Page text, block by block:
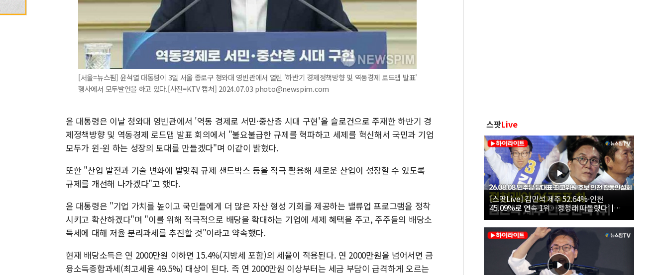
[서울=뉴스핌] 윤석열 대통령이 3일 서울 종로구 청와대 영빈관에서 열린 '하반기 경제정책방향 및 역동경제 로드맵 발표'
행사에서 모두발언을 하고 있다.[사진=KTV 캡처] 2024.07.03 photo@newspim.com
윤 대통령은 이날 청와대 영빈관에서 '역동 경제로 서민·중산층 시대 구현'을 슬로건으로 주재한 하반기 경
제정책방향 및 역동경제 로드맵 발표 회의에서 "불요불급한 규제를 혁파하고 세제를 혁신해서 국민과 기업
모두가 윈-윈 하는 성장의 토대를 만들겠다"며 이같이 밝혔다.
또한 "산업 발전과 기술 변화에 발맞춰 규제 샌드박스 등을 적극 활용해 새로운 산업이 성장할 수 있도록
규제를 개선해 나가겠다"고 했다.
윤 대통령은 "기업 가치를 높이고 국민들에게 더 많은 자산 형성 기회를 제공하는 밸류업 프로그램을 정착
시키고 확산하겠다"며 "이를 위해 적극적으로 배당을 확대하는 기업에 세제 혜택을 주고, 주주들의 배당소
득세에 대해 저율 분리과세를 추진할 것"이라고 약속했다.
현재 배당소득은 연 2000만원 이하면 15.4%(지방세 포함)의 세율이 적용된다. 연 2000만원을 넘어서면 금
융소득종합과세(최고세율 49.5%) 대상이 된다. 즉 연 2000만원 이상부터는 세금 부담이 급격하게 오르는
스팟Live
[스팟Live] 김민석 제주 52.64%·인천
45.09%로 연속 1위…정청래 따돌렸다’ |
26.08.08 더불어민주당 당대표·최고위원 후
보 인천 합동연설회